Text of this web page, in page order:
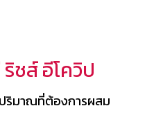
ชส์ อีโควิป
ริมาณที่ต้องการผสม